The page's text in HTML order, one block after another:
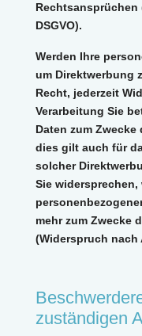
Rechtsansprüchen
DSGVO).
Werden Ihre
um Direktwerbung
Recht, jederzeit
Verarbeitung Sie
Daten zum
dies gilt auch für
solcher
Sie widersprechen,
mehr zum Zwecke
(Widerspruch nach
zuständigen